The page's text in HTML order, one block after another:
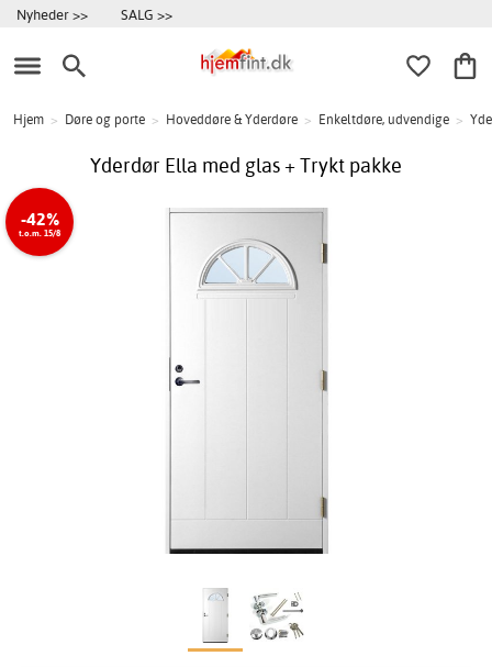
Nyheder >> SALG >>
Hjem > Døre og porte > Hoveddøre & Yderdøre > Enkeltdøre, udvendige >
Yderdør Ella med glas + Trykt pakke
-42%
t.o.m. 15/8